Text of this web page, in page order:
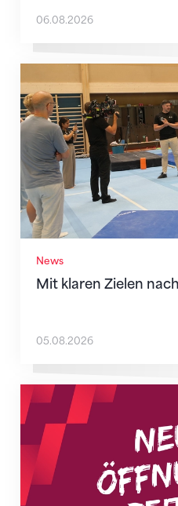
06.08.2026
News
Mit klaren Zielen
Mit klaren Zielen nach
05.08.2026
Neue Empfangszeiten ab